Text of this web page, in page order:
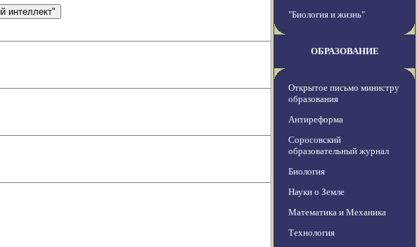
"Биология и жизнь"
ОБРАЗОВАНИЕ
Открытое письмо министру
образования
Антиреформа
Соросовский
образовательный журнал
Биология
Науки о Земле
Математика и Механика
Технология